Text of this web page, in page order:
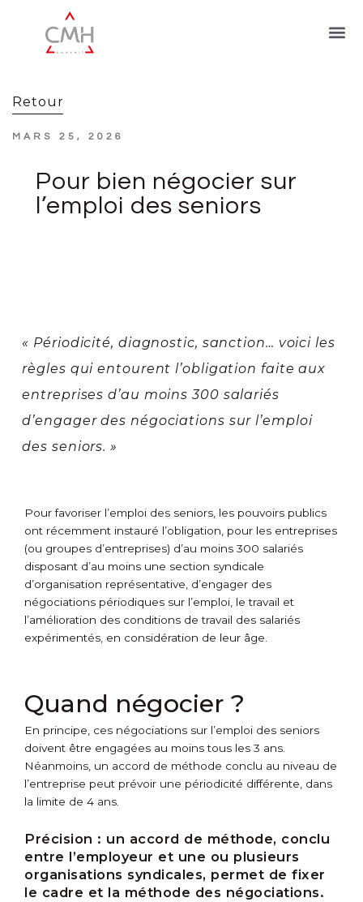
Retour
MARS 25, 2026
Pour bien négocier sur
l’emploi des seniors
« Périodicité, diagnostic, sanction… voici les
règles qui entourent l’obligation faite aux
entreprises d’au moins 300 salariés
d’engager des négociations sur l’emploi
des seniors. »
Pour favoriser l’emploi des seniors, les pouvoirs publics
ont récemment instauré l’obligation, pour les entreprises
(ou groupes d’entreprises) d’au moins 300 salariés
disposant d’au moins une section syndicale
d’organisation représentative, d’engager des
négociations périodiques sur l’emploi, le travail et
l’amélioration des conditions de travail des salariés
expérimentés, en considération de leur âge.
Quand négocier ?
En principe, ces négociations sur l’emploi des seniors
doivent être engagées au moins tous les 3 ans.
Néanmoins, un accord de méthode conclu au niveau de
l’entreprise peut prévoir une périodicité différente, dans
la limite de 4 ans.
Précision : un accord de méthode, conclu
entre l’employeur et une ou plusieurs
organisations syndicales, permet de fixer
le cadre et la méthode des négociations.